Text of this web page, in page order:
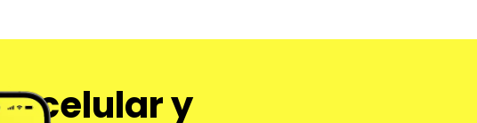
celular y